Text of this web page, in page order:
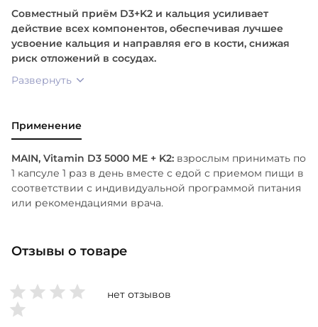
Кальций (цитрат), Кроскармеллоза натрия,
Покрытие (целлюлоза, глицерин), Стеарат магния
(растительного происхождения).
Совместный приём D3+K2 и кальция усиливает
действие всех компонентов, обеспечивая лучшее
усвоение кальция и направляя его в кости, снижая
риск отложений в сосудах.
Развернуть
Применение
MAIN, Vitamin D3 5000 ME + K2: взрослым принимать по
1 капсуле 1 раз в день вместе с едой с приемом пищи в
соответствии с индивидуальной программой питания
или рекомендациями врача.
Отзывы о товаре
нет отзывов